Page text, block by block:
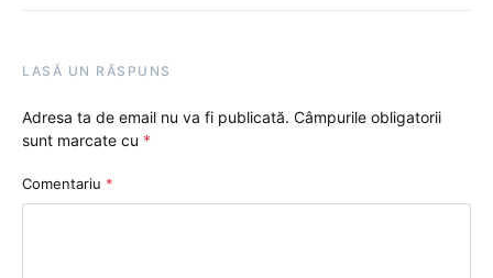
LASĂ UN RĂSPUNS
Adresa ta de email nu va fi publicată. Câmpurile obligatorii
sunt marcate cu *
Comentariu *